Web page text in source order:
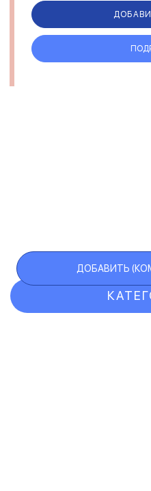
предоставляют
ДОБАВИТЬ